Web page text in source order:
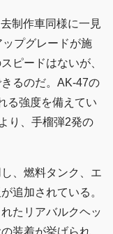
制作車同様に一見
プグレードが施
ピードはないが、
るのだ。AK-47の
る強度を備えてい
り、手榴弾2発の
、燃料タンク、エ
追加されている。
たリアバルクヘッ
装着が挙げられ